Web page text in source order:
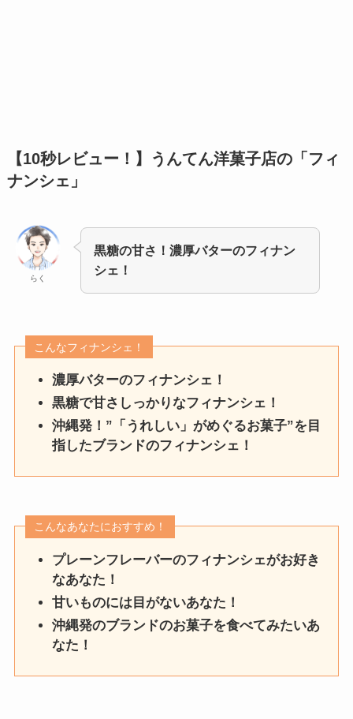
【10秒レビュー！】
うんてん洋菓子店の「フィ
ナンシェ」
らく
黒糖の甘さ！濃厚バターのフィナン
シェ！
こんなフィナンシェ！
濃厚バターのフィナンシェ！
黒糖で甘さしっかりなフィナンシェ！
沖縄発！”「うれしい」がめぐるお菓子”を目
指したブランドのフィナンシェ！
こんなあなたにおすすめ！
プレーンフレーバーのフィナンシェがお好き
なあなた！
甘いものには目がないあなた！
沖縄発のブランドのお菓子を食べてみたいあ
なた！